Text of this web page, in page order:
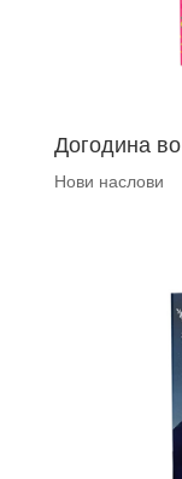
Догодина
Нови наслови